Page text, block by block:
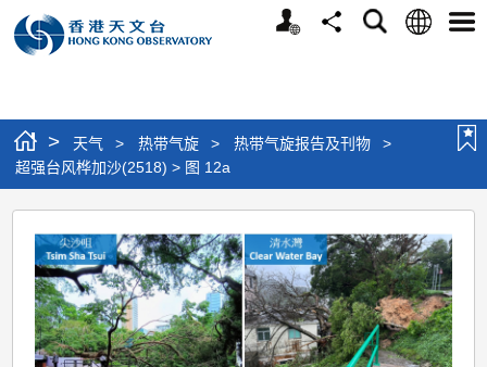
个
分
搜
语
选
> 天气 > 热带气旋 > 热带气旋报告及刊物
>
超强台风桦加沙(2518) > 图 12a
超
强
台
风
桦